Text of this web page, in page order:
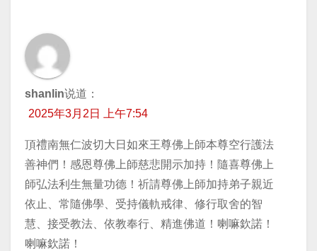
shanlin说道：
2025年3月2日 上午7:54
頂禮南無仁波切大日如來王尊佛上師本尊空行護法
善神們！感恩尊佛上師慈悲開示加持！隨喜尊佛上
師弘法利生無量功德！祈請尊佛上師加持弟子親近
依止、常隨佛學、受持儀軌戒律、修行取舍的智
慧、接受教法、依教奉行、精進佛道！喇嘛欽諾！
喇嘛欽諾！